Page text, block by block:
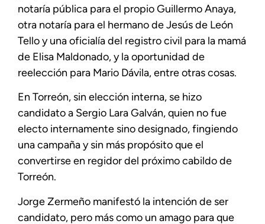
notaría pública para el propio Guillermo Anaya,
otra notaría para el hermano de Jesús de León
Tello y una oficialía del registro civil para la mamá
de Elisa Maldonado, y la oportunidad de
reelección para Mario Dávila, entre otras cosas.
En Torreón, sin elección interna, se hizo
candidato a Sergio Lara Galván, quien no fue
electo internamente sino designado, fingiendo
una campaña y sin más propósito que el
convertirse en regidor del próximo cabildo de
Torreón.
Jorge Zermeño manifestó la intención de ser
candidato, pero más como un amago para que